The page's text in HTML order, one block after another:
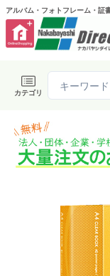
アルバム・フォトフレーム・証
カテゴリ